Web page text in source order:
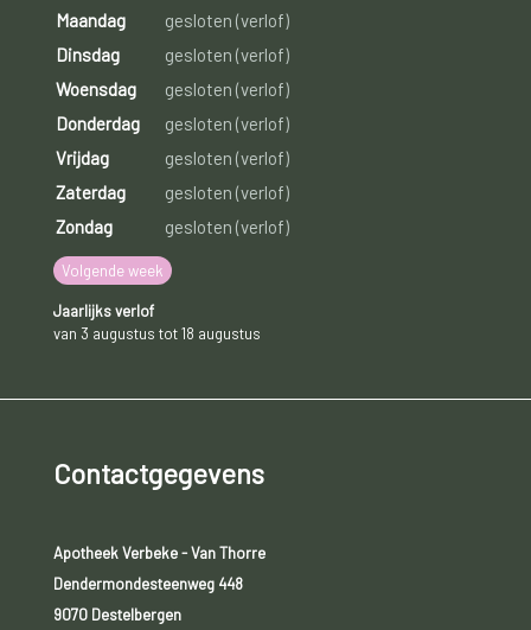
Maandag
gesloten (verlof)
Dinsdag
gesloten (verlof)
Woensdag
gesloten (verlof)
Donderdag
gesloten (verlof)
Vrijdag
gesloten (verlof)
Zaterdag
gesloten (verlof)
Zondag
gesloten (verlof)
Volgende week
Jaarlijks verlof
van 3 augustus tot 18 augustus
Contactgegevens
Apotheek Verbeke - Van Thorre
Dendermondesteenweg 448
9070 Destelbergen